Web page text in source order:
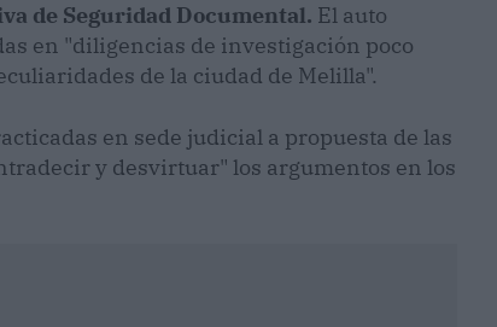
de Seguridad Documental. El auto
en "diligencias de investigación poco
de la ciudad de Melilla".
en sede judicial a propuesta de las
y desvirtuar" los argumentos en los